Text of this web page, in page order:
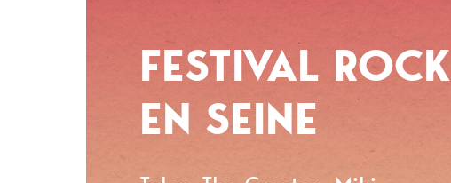
FESTIVAL ROCK
EN SEINE